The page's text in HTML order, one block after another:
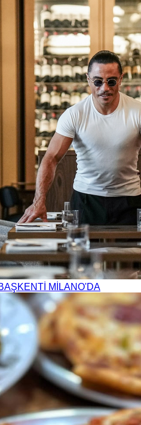
MİLANO'DA